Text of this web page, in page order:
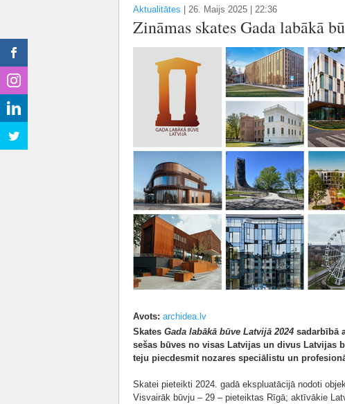
Aktualitātes 26. Maijs 2025 | 22:36
Zināmas skates Gada labākā
Avots: archidea.lv
Skates Gada labākā būve Latvijā 2024 sadarbībā
sešas būves no visas Latvijas un divus Latvijas
teju piecdesmit nozares speciālistu un
Skatei pieteikti 2024. gadā ekspluatācijā nodoti
Visvairāk būvju – 29 – pieteiktas Rīgā; aktīvākie